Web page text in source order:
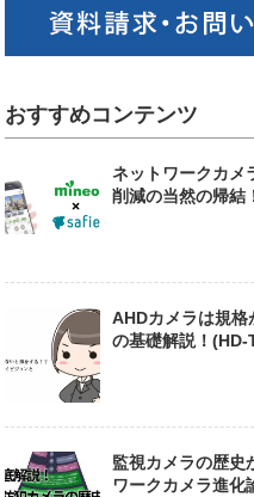
おすすめコンテンツ
ネットワークカメ
削減の当然の帰結
AHDカメラは規格
の基礎解説！
監視カメラの歴史
ワークカメラ進化